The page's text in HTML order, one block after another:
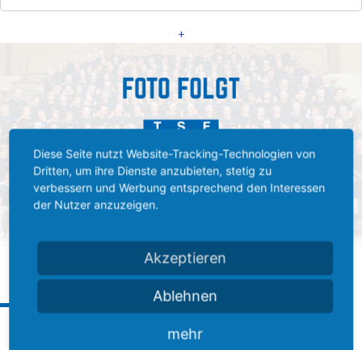
+
Beschreibung:
Diese Seite nutzt Website-Tracking-Technologien von
Dritten, um ihre Dienste anzubieten, stetig zu
verbessern und Werbung entsprechend den Interessen
der Nutzer anzuzeigen.
Akzeptieren
Ablehnen
mehr